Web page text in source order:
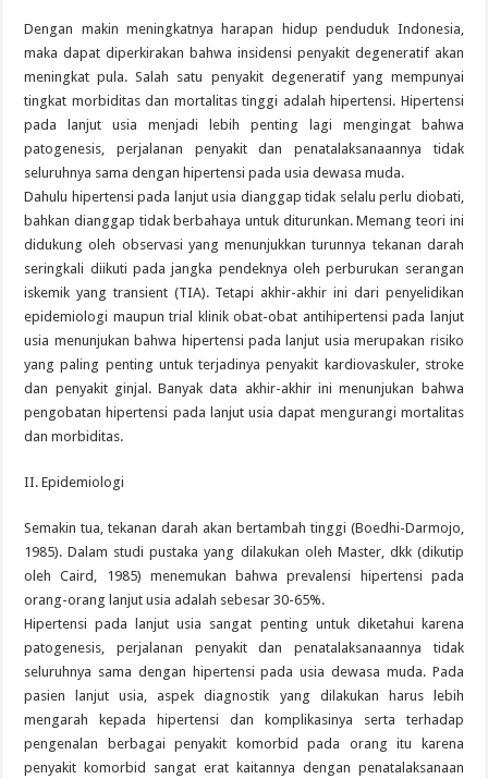
Dengan makin meningkatnya harapan hidup penduduk Indonesia,
maka dapat diperkirakan bahwa insidensi penyakit degeneratif akan
meningkat pula. Salah satu penyakit degeneratif yang mempunyai
tingkat morbiditas dan mortalitas tinggi adalah hipertensi. Hipertensi
pada lanjut usia menjadi lebih penting lagi mengingat bahwa
patogenesis, perjalanan penyakit dan penatalaksanaannya tidak
seluruhnya sama dengan hipertensi pada usia dewasa muda.
Dahulu hipertensi pada lanjut usia dianggap tidak selalu perlu diobati,
bahkan dianggap tidak berbahaya untuk diturunkan. Memang teori ini
didukung oleh observasi yang menunjukkan turunnya tekanan darah
seringkali diikuti pada jangka pendeknya oleh perburukan serangan
iskemik yang transient (TIA). Tetapi akhir-akhir ini dari penyelidikan
epidemiologi maupun trial klinik obat-obat antihipertensi pada lanjut
usia menunjukan bahwa hipertensi pada lanjut usia merupakan risiko
yang paling penting untuk terjadinya penyakit kardiovaskuler, stroke
dan penyakit ginjal. Banyak data akhir-akhir ini menunjukan bahwa
pengobatan hipertensi pada lanjut usia dapat mengurangi mortalitas
dan morbiditas.
II. Epidemiologi
Semakin tua, tekanan darah akan bertambah tinggi (Boedhi-Darmojo,
1985). Dalam studi pustaka yang dilakukan oleh Master, dkk (dikutip
oleh Caird, 1985) menemukan bahwa prevalensi hipertensi pada
orang-orang lanjut usia adalah sebesar 30-65%.
Hipertensi pada lanjut usia sangat penting untuk diketahui karena
patogenesis, perjalanan penyakit dan penatalaksanaannya tidak
seluruhnya sama dengan hipertensi pada usia dewasa muda. Pada
pasien lanjut usia, aspek diagnostik yang dilakukan harus lebih
mengarah kepada hipertensi dan komplikasinya serta terhadap
pengenalan berbagai penyakit komorbid pada orang itu karena
penyakit komorbid sangat erat kaitannya dengan penatalaksanaan